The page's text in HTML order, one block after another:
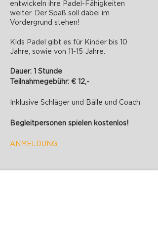
entwickeln ihre Padel-Fähigkeiten
weiter. Der Spaß soll dabei im
Vordergrund stehen!
Kids Padel gibt es für Kinder bis 10
Jahre, sowie von 11-15 Jahre.
Dauer: 1 Stunde
Teilnahmegebühr: € 12,-
Inklusive Schläger und Bälle und Coach
Begleitpersonen spielen kostenlos!
ANMELDUNG